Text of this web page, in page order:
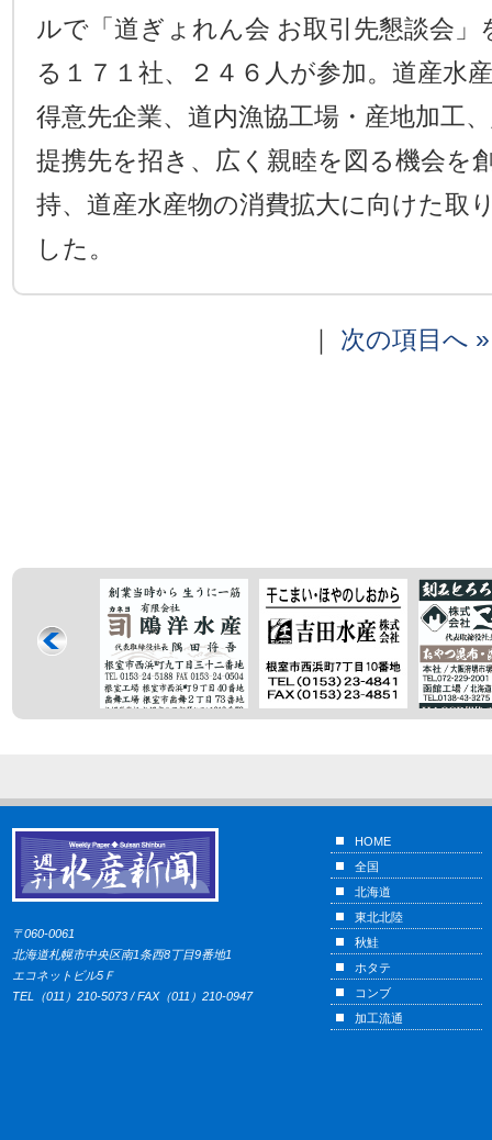
ルで「道ぎょれん会 お取引先懇談会」
る１７１社、２４６人が参加。道産水
得意先企業、道内漁協工場・産地加工
提携先を招き、広く親睦を図る機会を
持、道産水産物の消費拡大に向けた取
した。
｜ 次の項目へ »
〒060-0061
北海道札幌市中央区南1条西8丁目9番地1
エコネットビル5Ｆ
TEL（011）210-5073 / FAX（011）210-0947
HOME
全国
北海道
東北北陸
秋鮭
ホタテ
コンブ
加工流通